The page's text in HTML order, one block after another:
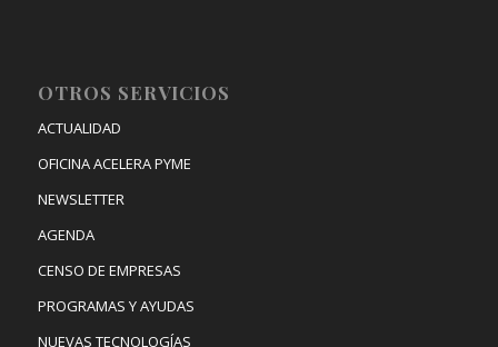
OTROS SERVICIOS
ACTUALIDAD
OFICINA ACELERA PYME
NEWSLETTER
AGENDA
CENSO DE EMPRESAS
PROGRAMAS Y AYUDAS
NUEVAS TECNOLOGÍAS